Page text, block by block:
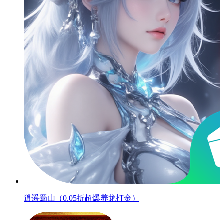
逍遥蜀山（0.05折超爆养龙打金）